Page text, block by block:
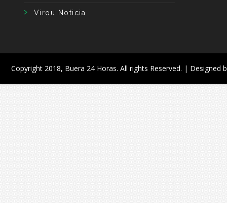
Virou Noticia
Copyright 2018, Buera 24 Horas. All rights Reserved. | Designed